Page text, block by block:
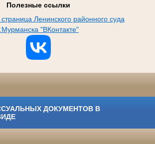
Полезные ссылки
Ленинского районного суда
"ВКонтакте"
ДОКУМЕНТОВ В